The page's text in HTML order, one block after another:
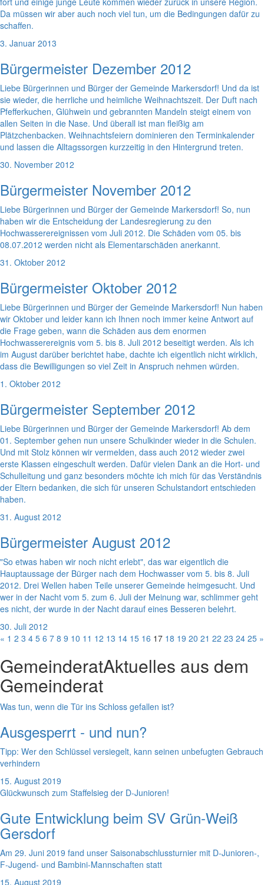
Da müssen wir aber auch noch viel tun, um die Bedingungen dafür zu
schaffen.
3. Januar 2013
Bürgermeister Dezember 2012
Liebe Bürgerinnen und Bürger der Gemeinde Markersdorf! Und da ist
sie wieder, die herrliche und heimliche Weihnachtszeit. Der Duft nach
Pfefferkuchen, Glühwein und gebrannten Mandeln steigt einem von
allen Seiten in die Nase. Und überall ist man fleißig am
Plätzchenbacken. Weihnachtsfeiern dominieren den Terminkalender
und lassen die Alltagssorgen kurzzeitig in den Hintergrund treten.
30. November 2012
Bürgermeister November 2012
Liebe Bürgerinnen und Bürger der Gemeinde Markersdorf! So, nun
haben wir die Entscheidung der Landesregierung zu den
Hochwasserereignissen vom Juli 2012. Die Schäden vom 05. bis
08.07.2012 werden nicht als Elementarschäden anerkannt.
31. Oktober 2012
Bürgermeister Oktober 2012
Liebe Bürgerinnen und Bürger der Gemeinde Markersdorf! Nun haben
wir Oktober und leider kann ich Ihnen noch immer keine Antwort auf
die Frage geben, wann die Schäden aus dem enormen
Hochwasserereignis vom 5. bis 8. Juli 2012 beseitigt werden. Als ich
im August darüber berichtet habe, dachte ich eigentlich nicht wirklich,
dass die Bewilligungen so viel Zeit in Anspruch nehmen würden.
1. Oktober 2012
Bürgermeister September 2012
Liebe Bürgerinnen und Bürger der Gemeinde Markersdorf! Ab dem
01. September gehen nun unsere Schulkinder wieder in die Schulen.
Und mit Stolz können wir vermelden, dass auch 2012 wieder zwei
erste Klassen eingeschult werden. Dafür vielen Dank an die Hort- und
Schulleitung und ganz besonders möchte ich mich für das Verständnis
der Eltern bedanken, die sich für unseren Schulstandort entschieden
haben.
31. August 2012
Bürgermeister August 2012
"So etwas haben wir noch nicht erlebt", das war eigentlich die
Hauptaussage der Bürger nach dem Hochwasser vom 5. bis 8. Juli
2012. Drei Wellen haben Teile unserer Gemeinde heimgesucht. Und
wer in der Nacht vom 5. zum 6. Juli der Meinung war, schlimmer geht
es nicht, der wurde in der Nacht darauf eines Besseren belehrt.
30. Juli 2012
« 1 2 3 4 5 6 7 8 9 10 11 12 13 14 15 16 17 18 19 20 21 22 23 24 25 »
GemeinderatAktuelles aus dem
Gemeinderat
Was tun, wenn die Tür ins Schloss gefallen ist?
Ausgesperrt - und nun?
Tipp: Wer den Schlüssel versiegelt, kann seinen unbefugten Gebrauch
verhindern
15. August 2019
Glückwunsch zum Staffelsieg der D-Junioren!
Gute Entwicklung beim SV Grün-Weiß
Gersdorf
Am 29. Juni 2019 fand unser Saisonabschlussturnier mit D-Junioren-,
F-Jugend- und Bambini-Mannschaften statt
15. August 2019